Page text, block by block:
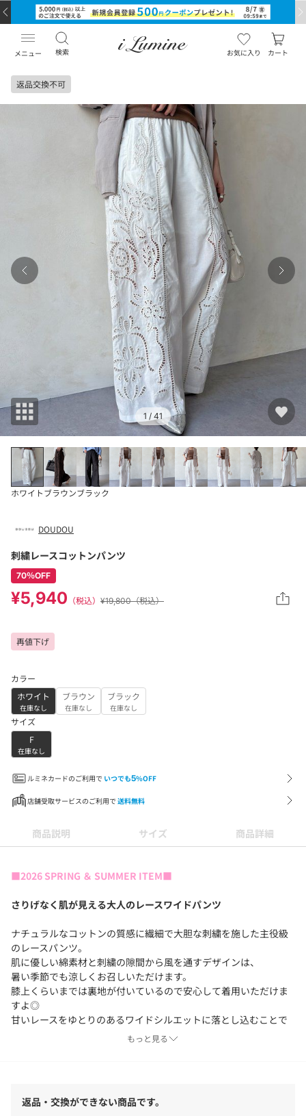
メニュー 検索 お気に入り カート
返品交換不可
1 / 41
ホワイトブラウンブラック
DOUDOU
刺繍レースコットンパンツ
70％OFF
¥5,940 （税込） ¥19,800（税込）
再値下げ
カラー
ホワイト
在庫なし
ブラウン
在庫なし
ブラック
在庫なし
サイズ
F
在庫なし
ルミネカードのご利用で いつでも5%OFF
店舗受取サービスのご利用で 送料無料
商品説明 サイズ 商品詳細
■2026 SPRING ＆ SUMMER ITEM■
さりげなく肌が見える大人のレースワイドパンツ
ナチュラルなコットンの質感に繊細で大胆な刺繍を施した主役級
のレースパンツ。
肌に優しい綿素材と刺繍の隙間から風を通すデザインは、
暑い季節でも涼しくお召しいただけます。
膝上くらいまでは裏地が付いているので安心して着用いただけま
すよ◎
甘いレースをゆとりのあるワイドシルエットに落とし込むことで
ハンサムで女性らしい印象を引き立てます。
もっと見る
返品・交換ができない商品です。